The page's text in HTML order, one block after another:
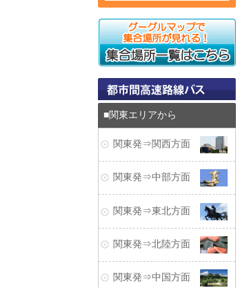
関東エリアから
関東発⇒関西方面
関東発⇒中部方面
関東発⇒東北方面
関東発⇒北陸方面
関東発⇒中国方面